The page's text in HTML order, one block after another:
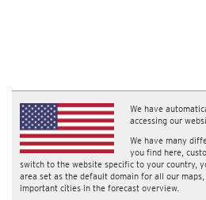
We have
accessing our
We have many
you find here,
switch to the website specific to your country,
area set as the default domain for all our
important cities in the forecast overview.